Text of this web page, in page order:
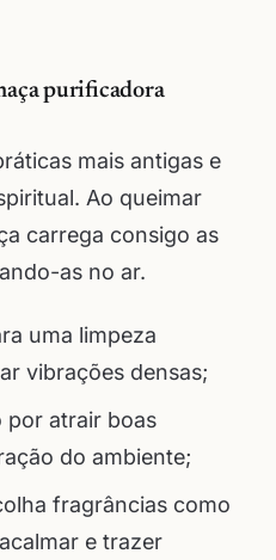
purificadora
mais antigas e
Ao queimar
carrega consigo as
as no ar.
uma limpeza
vibrações densas;
por atrair boas
do ambiente;
fragrâncias como
e trazer